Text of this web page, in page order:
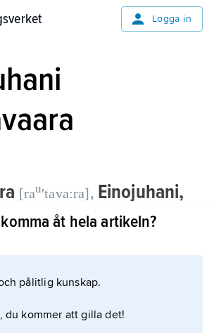
Logga in
[rauʹtava:ra], Einojuhani,
finländsk tonsättare,
har en omfattande
både romantiker, mystiker,
med fritt
åt hela artikeln?
pålitlig kunskap.
du kommer att gilla det!